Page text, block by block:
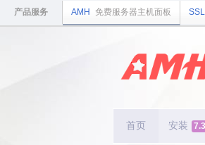
产品服务 AMH 免费服务器主机面板
首页 安装